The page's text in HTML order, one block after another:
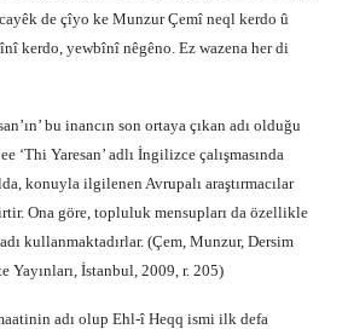
de çîyo ke Munzur Çemî neql kerdo û
kerdo, yewbînî nêgêno. Ez wazena her di
bu inancın son ortaya çıkan adı olduğu
‘Thi Yaresan’ adlı İngilizce çalışmasında
konuyla ilgilenen Avrupalı araştırmacılar
Ona göre, topluluk mensupları da özellikle
kullanmaktadırlar. (Çem, Munzur, Dersim
İstanbul, 2009, r. 205)
adı olup Ehl-î Heqq ismi ilk defa